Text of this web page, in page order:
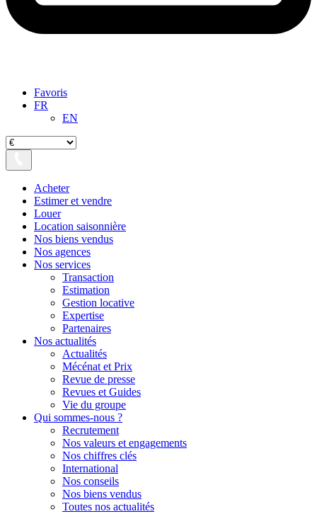
Favoris
FR
EN
Acheter
Estimer et vendre
Louer
Location saisonnière
Nos biens vendus
Nos agences
Nos services
Transaction
Estimation
Gestion locative
Expertise
Partenaires
Nos actualités
Actualités
Mécénat et Prix
Revue de presse
Revues et Guides
Vie du groupe
Qui sommes-nous ?
Recrutement
Nos valeurs et engagements
Nos chiffres clés
International
Nos conseils
Nos biens vendus
Toutes nos actualités